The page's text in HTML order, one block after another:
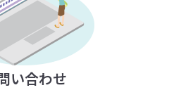
い合わせ